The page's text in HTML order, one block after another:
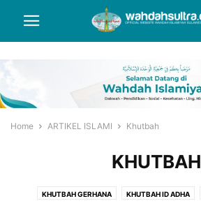
Home ARTIKEL ISLAMI Khutbah
KHUTBAH
KHUTBAH GERHANA KHUTBAH ID ADHA